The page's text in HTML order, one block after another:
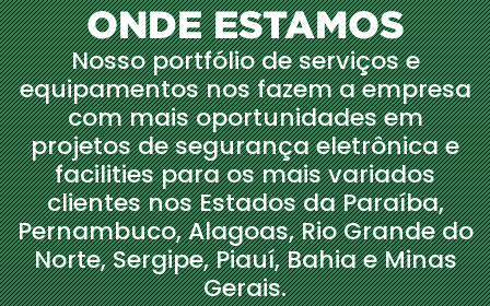
ONDE ESTAMOS
Nosso portfólio de serviços e
equipamentos nos fazem a empresa
com mais oportunidades em
projetos de segurança eletrônica e
facilities para os mais variados
clientes nos Estados da Paraíba,
Pernambuco, Alagoas, Rio Grande do
Norte, Sergipe, Piauí, Bahia e Minas
Gerais.